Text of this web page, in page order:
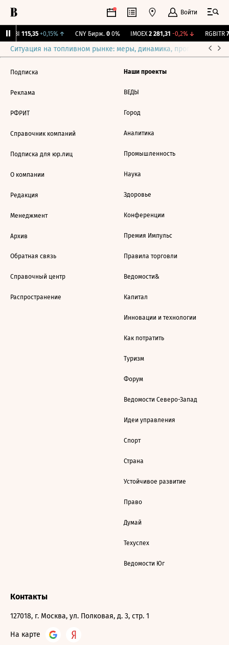
Войти
RGBI 115,35 +0,15%↑ CNY Бирж. 0 0% IMOEX 2 281,31 -0,2%↓ RGBITR
Ситуация на топливном рынке: меры, динамика, прогнозы
Подписка
Реклама
РФРИТ
Справочник компаний
Подписка для юр.лиц
О компании
Редакция
Менеджмент
Архив
Обратная связь
Справочный центр
Распространение
Наши проекты
ВЕДЫ
Город
Аналитика
Промышленность
Наука
Здоровье
Конференции
Премия Импульс
Правила торговли
Ведомости&
Капитал
Инновации и технологии
Как потратить
Туризм
Форум
Ведомости Северо-Запад
Идеи управления
Спорт
Страна
Устойчивое развитие
Право
Думай
Техуспех
Ведомости Юг
Контакты
127018, г. Москва, ул. Полковая, д. 3, стр. 1
На карте